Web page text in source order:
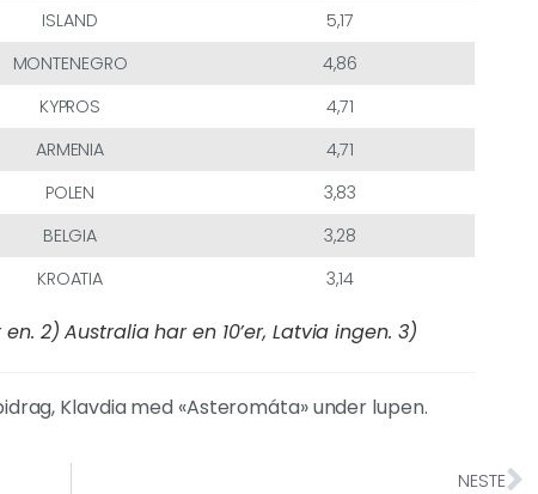
ISLAND
5,17
MONTENEGRO
4,86
KYPROS
4,71
ARMENIA
4,71
POLEN
3,83
BELGIA
3,28
KROATIA 3,14
2) Australia har en 10’er, Latvia ingen. 3)
Klavdia med «Asteromáta» under lupen.
NESTE